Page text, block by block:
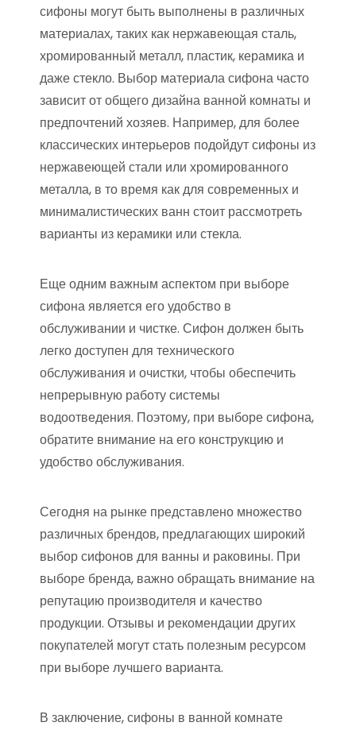
сифоны могут быть выполнены в различных
материалах, таких как нержавеющая сталь,
хромированный металл, пластик, керамика и
даже стекло. Выбор материала сифона часто
зависит от общего дизайна ванной комнаты и
предпочтений хозяев. Например, для более
классических интерьеров подойдут сифоны из
нержавеющей стали или хромированного
металла, в то время как для современных и
минималистических ванн стоит рассмотреть
варианты из керамики или стекла.
Еще одним важным аспектом при выборе
сифона является его удобство в
обслуживании и чистке. Сифон должен быть
легко доступен для технического
обслуживания и очистки, чтобы обеспечить
непрерывную работу системы
водоотведения. Поэтому, при выборе сифона,
обратите внимание на его конструкцию и
удобство обслуживания.
Сегодня на рынке представлено множество
различных брендов, предлагающих широкий
выбор сифонов для ванны и раковины. При
выборе бренда, важно обращать внимание на
репутацию производителя и качество
продукции. Отзывы и рекомендации других
покупателей могут стать полезным ресурсом
при выборе лучшего варианта.
В заключение, сифоны в ванной комнате